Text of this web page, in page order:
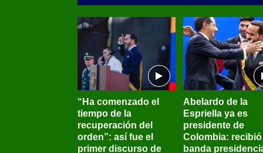
“Ha comenzado el
tiempo de la
recuperación del
orden”: así fue el
primer discurso de
Abelardo de la
Espriella ya es
presidente de
Colombia: recibió
banda